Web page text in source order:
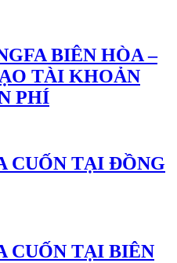
BIÊN HÒA –
TÀI KHOẢN
PHÍ
CUỐN TẠI ĐỒNG
CUỐN TẠI BIÊN